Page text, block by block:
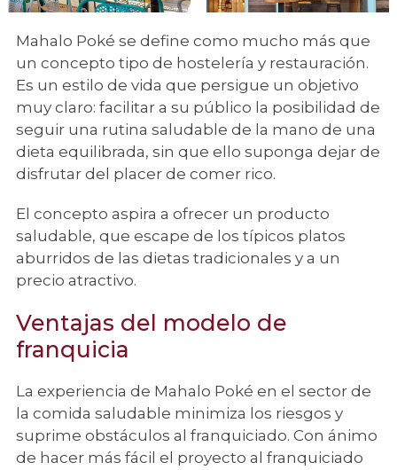
Mahalo Poké se define como mucho más que
un concepto tipo de hostelería y restauración.
Es un estilo de vida que persigue un objetivo
muy claro: facilitar a su público la posibilidad de
seguir una rutina saludable de la mano de una
dieta equilibrada, sin que ello suponga dejar de
disfrutar del placer de comer rico.
El concepto aspira a ofrecer un producto
saludable, que escape de los típicos platos
aburridos de las dietas tradicionales y a un
precio atractivo.
Ventajas del modelo de
franquicia
La experiencia de Mahalo Poké en el sector de
la comida saludable minimiza los riesgos y
suprime obstáculos al franquiciado. Con ánimo
de hacer más fácil el proyecto al franquiciado